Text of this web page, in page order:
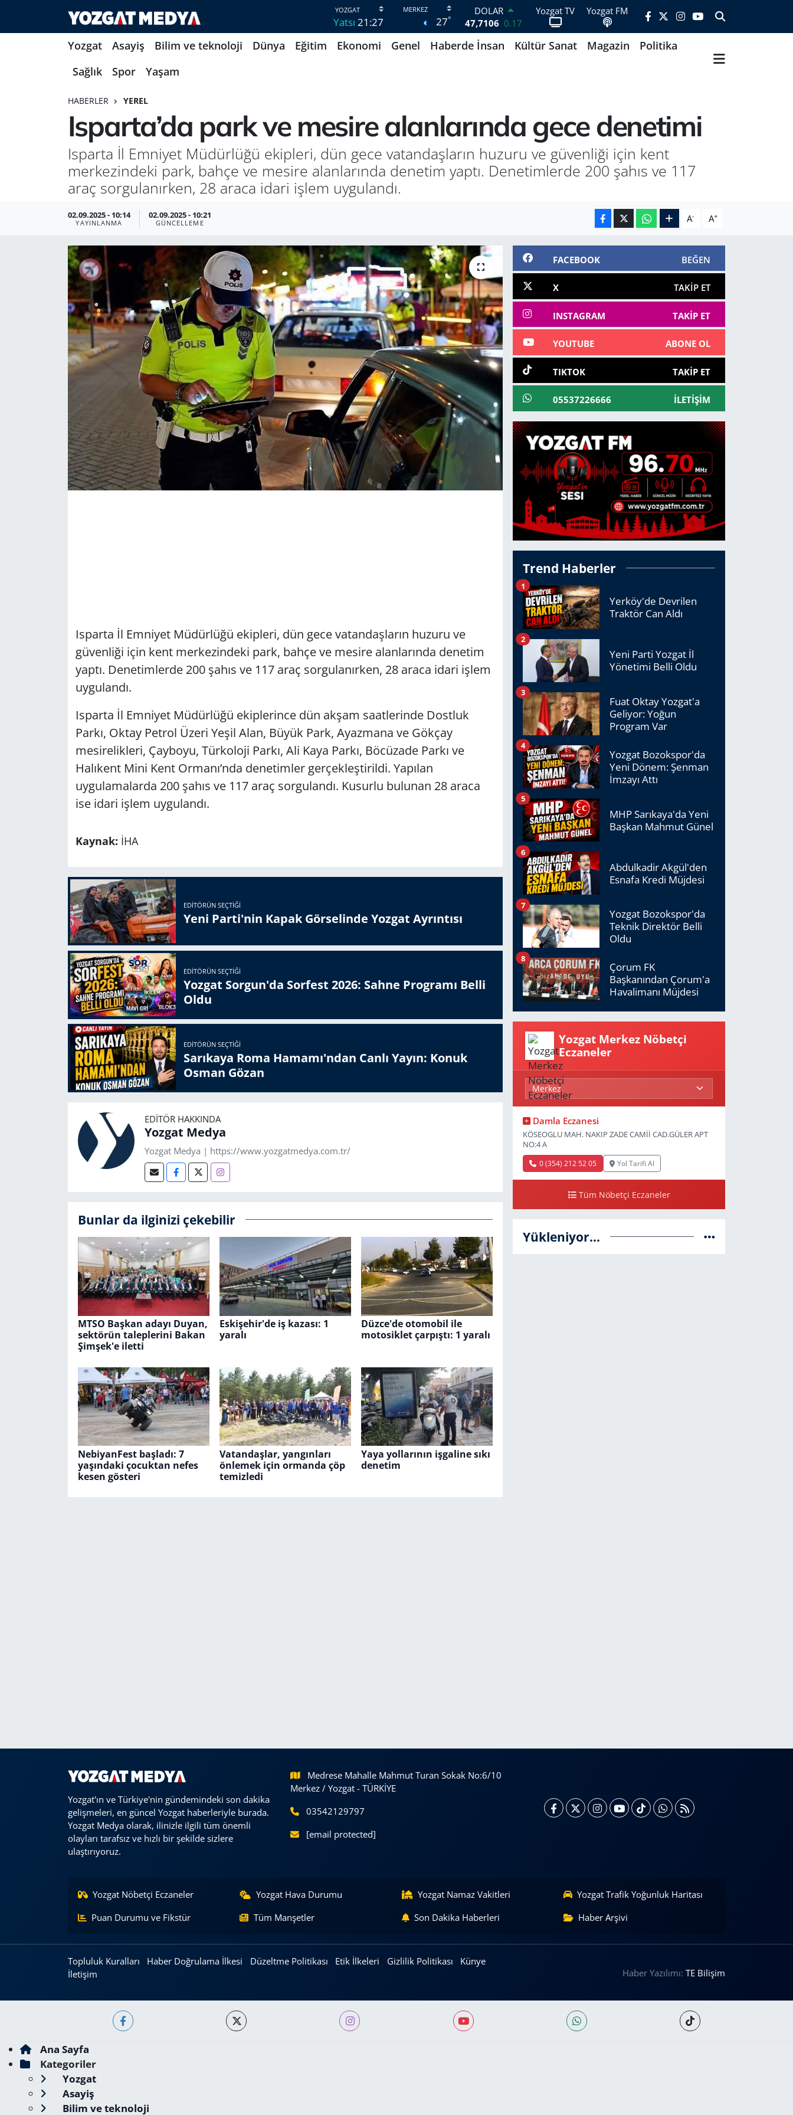
Yatsı 21:27 27°
DOLAR
47,7106 0.17
EURO
55,1652
0.27
13.773 -19
BITCOIN
65.130,04
Yozgat TV Yozgat FM
Yozgat Asayiş Bilim ve teknoloji Dünya Eğitim Ekonomi Genel Haberde İnsan Kültür Sanat Magazin
Politika
Sağlık
Spor Yaşam
HABERLER YEREL
Isparta’da park ve mesire alanlarında gece denetimi
Isparta İl Emniyet Müdürlüğü ekipleri, dün gece vatandaşların huzuru ve güvenliği için kent
merkezindeki park, bahçe ve mesire alanlarında denetim yaptı. Denetimlerde 200 şahıs ve 117
araç sorgulanırken, 28 araca idari işlem uygulandı.
02.09.2025 - 10:14
YAYINLANMA
02.09.2025 - 10:21
GÜNCELLEME A- A+
Isparta İl Emniyet Müdürlüğü ekipleri, dün gece vatandaşların huzuru ve
güvenliği için kent merkezindeki park, bahçe ve mesire alanlarında denetim
yaptı. Denetimlerde 200 şahıs ve 117 araç sorgulanırken, 28 araca idari işlem
uygulandı.
Isparta İl Emniyet Müdürlüğü ekiplerince dün akşam saatlerinde Dostluk
Parkı, Oktay Petrol Üzeri Yeşil Alan, Büyük Park, Ayazmana ve Gökçay
mesirelikleri, Çayboyu, Türkoloji Parkı, Ali Kaya Parkı, Böcüzade Parkı ve
Halıkent Mini Kent Ormanı’nda denetimler gerçekleştirildi. Yapılan
uygulamalarda 200 şahıs ve 117 araç sorgulandı. Kusurlu bulunan 28 araca
ise idari işlem uygulandı.
Kaynak: İHA
EDITÖRÜN SEÇTIĞI
Yeni Parti'nin Kapak Görselinde Yozgat Ayrıntısı
EDITÖRÜN SEÇTIĞI
Yozgat Sorgun'da Sorfest 2026: Sahne Programı Belli
Oldu
EDITÖRÜN SEÇTIĞI
Sarıkaya Roma Hamamı'ndan Canlı Yayın: Konuk
Osman Gözan
EDITÖR HAKKINDA
Yozgat Medya
Yozgat Medya | https://www.yozgatmedya.com.tr/
Bunlar da ilginizi çekebilir
MTSO Başkan adayı Duyan,
sektörün taleplerini Bakan
Şimşek'e iletti
Eskişehir'de iş kazası: 1
yaralı
Düzce'de otomobil ile
motosiklet çarpıştı: 1 yaralı
NebiyanFest başladı: 7
yaşındaki çocuktan nefes
kesen gösteri
Vatandaşlar, yangınları
önlemek için ormanda çöp
temizledi
Yaya yollarının işgaline sıkı
denetim
FACEBOOK BEĞEN
X TAKIP ET
INSTAGRAM TAKIP ET
YOUTUBE ABONE OL
TIKTOK TAKIP ET
05537226666 İLETIŞIM
Trend Haberler
Yerköy'de Devrilen
Traktör Can Aldı
1
Yeni Parti Yozgat İl
Yönetimi Belli Oldu
2
Fuat Oktay Yozgat'a
Geliyor: Yoğun
Program Var
3
Yozgat Bozokspor'da
Yeni Dönem: Şenman
İmzayı Attı
4
MHP Sarıkaya'da Yeni
Başkan Mahmut Günel
5
Abdulkadir Akgül'den
Esnafa Kredi Müjdesi
6
Yozgat Bozokspor'da
Teknik Direktör Belli
Oldu
7
Çorum FK
Başkanından Çorum'a
Havalimanı Müjdesi
8
Yozgat Merkez Nöbetçi
Eczaneler
Damla Eczanesi
KÖSEOGLU MAH. NAKIP ZADE CAMİİ CAD.GÜLER APT
NO:4 A
0 (354) 212 52 05 Yol Tarifi Al
Tüm Nöbetçi Eczaneler
Yükleniyor...
Yozgat'ın ve Türkiye'nin gündemindeki son dakika
gelişmeleri, en güncel Yozgat haberleriyle burada.
Yozgat Medya olarak, ilinizle ilgili tüm önemli
olayları tarafsız ve hızlı bir şekilde sizlere
ulaştırıyoruz.
Medrese Mahalle Mahmut Turan Sokak No:6/10
Merkez / Yozgat - TÜRKİYE
03542129797
[email protected]
Yozgat Nöbetçi Eczaneler Yozgat Hava Durumu Yozgat Namaz Vakitleri
Yozgat Trafik Yoğunluk Haritası
Puan Durumu ve Fikstür
Tüm Manşetler Son Dakika Haberleri Haber Arşivi
Topluluk Kuralları Haber Doğrulama İlkesi Düzeltme Politikası Etik İlkeleri Gizlilik Politikası
Künye
İletişim
Haber Yazılımı:TE Bilişim
Ana Sayfa
Kategoriler
Yozgat
Asayiş
Bilim ve teknoloji